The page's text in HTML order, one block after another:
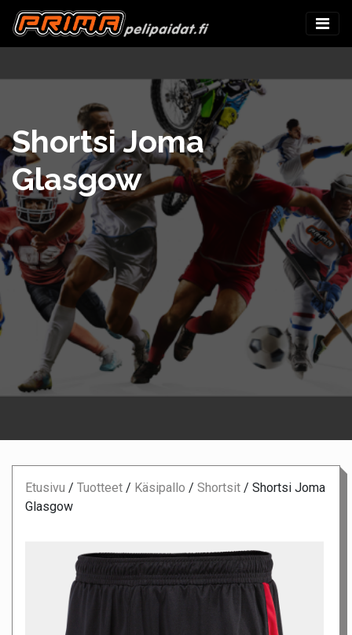
Shortsi Joma
Glasgow
Etusivu / Tuotteet / Käsipallo / Shortsit / Shortsi Joma
Glasgow